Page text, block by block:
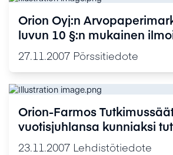
Orion Oyj:n
luvun 10 §:n mukainen
27.11.2007 Pörssitiedote
Orion-Farmos
vuotisjuhlansa kunniaksi
0.65 miljoonaa euroa
23.11.2007 Lehdistötiedote